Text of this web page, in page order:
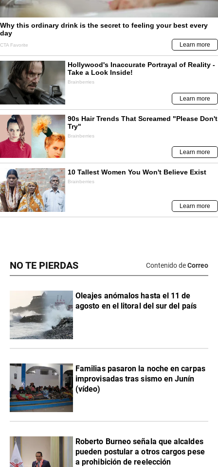
NO TE PIERDAS Contenido deCorreo
Oleajes anómalos hasta el 11 de
agosto en el litoral del sur del país
Familias pasaron la noche en carpas
improvisadas tras sismo en Junín
(vídeo)
Roberto Burneo señala que alcaldes
pueden postular a otros cargos pese
a prohibición de reelección